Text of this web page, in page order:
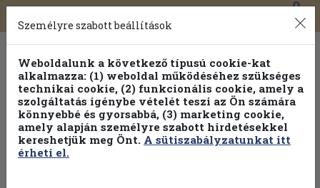
Toggle
navigation
0
Személyre szabott beállítások
Weboldalunk a következő típusú cookie-kat
alkalmazza: (1) weboldal működéséhez szükséges
technikai cookie, (2) funkcionális cookie, amely a
szolgáltatás igénybe vételét teszi az Ön számára
könnyebbé és gyorsabbá, (3) marketing cookie,
amely alapján személyre szabott hirdetésekkel
kereshetjük meg Önt. A sütiszabályzatunkat itt
érheti el.